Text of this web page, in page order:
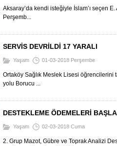
Aksaray’da kendi isteğiyle İslam’ı seçen
Perşemb...
SERVİS DEVRİLDİ 17 YARALI
Yaşam 01-03-2018 Perşembe
Ortaköy Sağlık Meslek Lisesi öğrencilerini
yolu Borucu ...
DESTEKLEME ÖDEMELERİ
Yaşam 02-03-2018 Cuma
2. Grup Mazot, Gübre ve Toprak Analizi